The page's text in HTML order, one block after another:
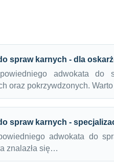
spraw karnych - dla
adwokata
oraz pokrzywdzonych.
spraw karnych -
adwokata do
znalazła się…